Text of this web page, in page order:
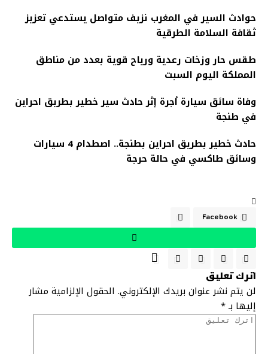
حوادث السير في المغرب نزيف متواصل يستدعي تعزيز
ثقافة السلامة الطرقية
طقس حار وزخات رعدية ورياح قوية بعدد من مناطق
المملكة اليوم السبت
وفاة سائق سيارة أجرة إثر حادث سير خطير بطريق احراين
في طنجة
حادث خطير بطريق احراين بطنجة.. اصطدام 4 سيارات
وسائق طاكسي في حالة حرجة
Facebook
اترك تعليق
لن يتم نشر عنوان بريدك الإلكتروني. الحقول الإلزامية مشار
إليها بـ*